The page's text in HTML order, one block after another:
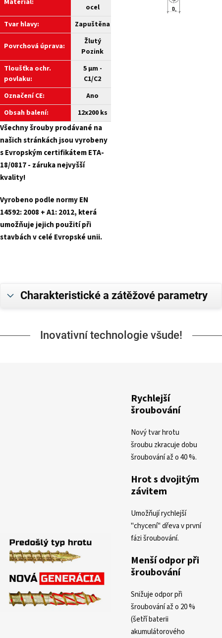
Materiál:
ocel
Tvar hlavy:
Zapuštěna
Povrchová úprava:
Žlutý
Pozink
Tloušťka ochr.
povlaku:
5 µm -
C1/C2
Označení CE:
Ano
Obsah balení:
12x200 ks
Všechny šrouby prodávané na
našich stránkách jsou vyrobeny
s Evropským certifikátem ETA-
18/0817 - záruka nejvyšší
kvality!
Vyrobeno podle normy EN
14592: 2008 + A1: 2012, která
umožňuje jejich použití při
stavbách v celé Evropské unii.
Charakteristické a zátěžové parametry
Inovativní technologie všude!
Rychlejší
šroubování
Nový tvar hrotu
šroubu zkracuje dobu
šroubování až o 40 %.
Hrot s dvojitým
závitem
Umožňují rychlejší
"chycení" dřeva v první
fázi šroubování.
Menší odpor při
šroubování
Snižuje odpor při
šroubování až o 20 %
(šetří baterii
akumulátorového